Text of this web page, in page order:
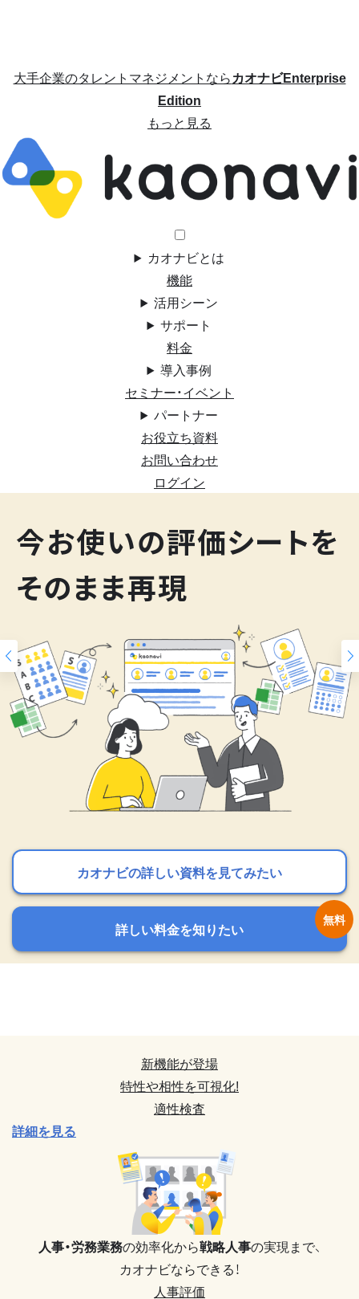
大手企業のタレントマネジメントならカオナビEnterprise
Edition
もっと見る
カオナビとは
機能
活用シーン
サポート
料金
導入事例
セミナー・イベント
パートナー
お役立ち資料
お問い合わせ
ログイン
カオナビの詳しい資料を見てみたい
詳しい料金を知りたい
200
スキルマップ
カオナビの詳しい資料を見てみたい
詳しい料金を知りたい
今お使いの評価シートを
そのまま再現
カオナビの詳しい資料を見てみたい
詳しい料金を知りたい
新機能が登場
特性や相性を可視化!
適性検査
詳細を見る
人事・労務業務の効率化から戦略人事の実現まで、
カオナビならできる！
人事評価